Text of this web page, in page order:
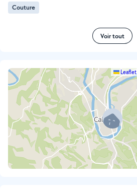
Couture
Voir tout
Leaflet